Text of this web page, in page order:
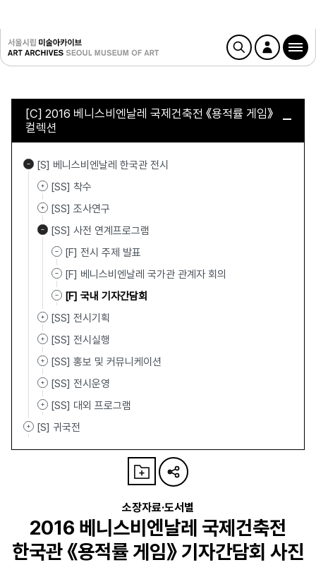
[C] 2016 베니스비엔날레 국제건축전 《용적률 게임》
컬렉션
[S] 베니스비엔날레 한국관 전시
[SS] 착수
[SS] 조사연구
[SS] 사전 연계프로그램
[F] 전시 주제 발표
[F] 베니스비엔날레 국가관 관계자 회의
[F] 국내 기자간담회
[SS] 전시기획
[SS] 전시실행
[SS] 홍보 및 커뮤니케이션
[SS] 전시운영
[SS] 대외 프로그램
[S] 귀국전
소장자료·도서별
2016 베니스비엔날레 국제건축전
한국관 《용적률 게임》 기자간담회 사진